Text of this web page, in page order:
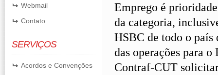
Webmail
Contato
SERVIÇOS
Acordos e Convenções
Emprego é
da categoria,
HSBC de todo o país
das operações para
Contraf-CUT